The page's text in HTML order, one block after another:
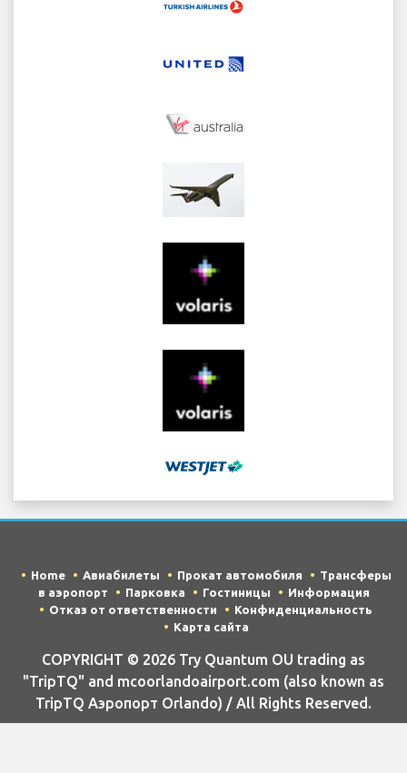
Home Авиабилеты Прокат автомобиля
Трансферы
в аэропорт
Парковка Гостиницы
Информация
Отказ от ответственности
Конфиденциальность
Карта сайта
COPYRIGHT © 2026 Try Quantum OU trading as
"TripTQ" and mcoorlandoairport.com (also known as
TripTQ Аэропорт Orlando) / All Rights Reserved.